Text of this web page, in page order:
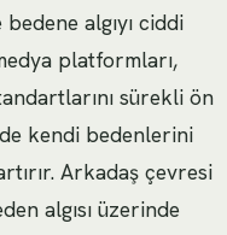
algıyı ciddi
platformları,
sürekli ön
kendi bedenlerini
Arkadaş çevresi
algısı üzerinde